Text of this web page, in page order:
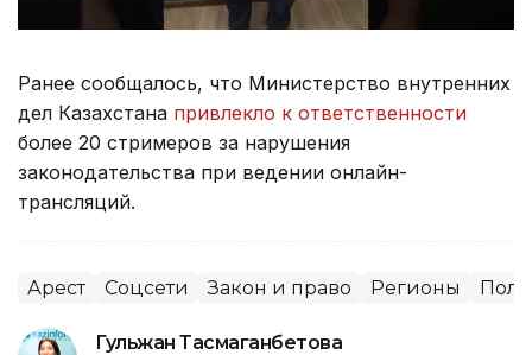
Ранее сообщалось, что Министерство внутренних
дел Казахстана привлекло к ответственности
более 20 стримеров за нарушения
законодательства при ведении онлайн-
трансляций.
Арест Соцсети Закон и право Регионы
Гульжан Тасмаганбетова